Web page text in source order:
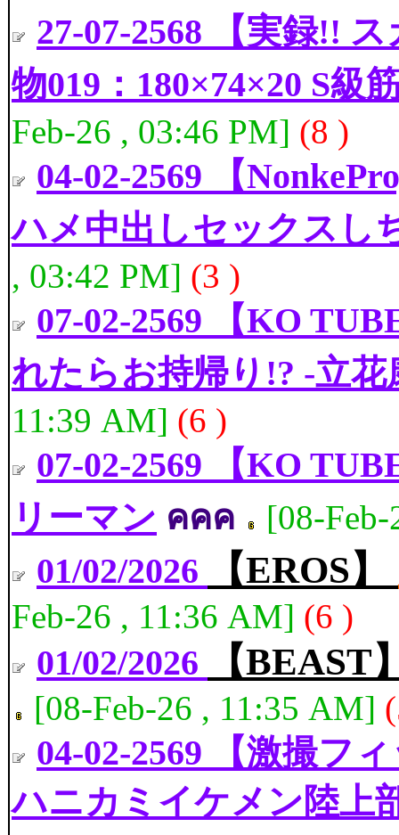
27-07-2568 【実録!!
物019：180×74×20 S級
Feb-26 , 03:46 PM] (8 )
04-02-2569 【
ハメ中出しセックスし
, 03:42 PM] (3 )
07-02-2569 【KO
れたらお持帰り!? -立花
11:39 AM] (6 )
07-02-2569 【KO
リーマン คคค [08-
01/02/2026 【EROS】
Feb-26 , 11:36 AM] (6 )
01/02/2026 【BEAST
[08-Feb-26 , 11:35 AM]
04-02-2569 【激撮フ
ハニカミイケメン陸上